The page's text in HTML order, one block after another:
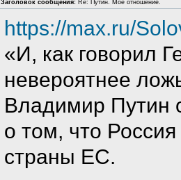
Заголовок сообщения: Re: Путин. Моё отношение.
https://max.ru/
«И, как говорил
невероятнее
Владимир Путин
о том, что
страны ЕС.